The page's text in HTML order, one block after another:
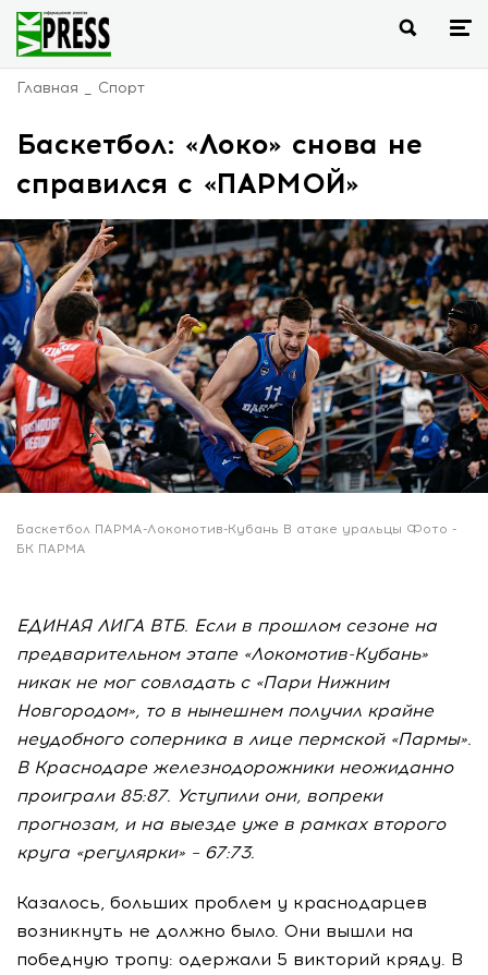
Главная Спорт
Баскетбол: «Локо» снова не
справился с «ПАРМОЙ»
Баскетбол ПАРМА-Локомотив-Кубань В атаке уральцы Фото -
БК ПАРМА
ЕДИНАЯ ЛИГА ВТБ. Если в прошлом сезоне на
предварительном этапе «Локомотив-Кубань»
никак не мог совладать с «Пари Нижним
Новгородом», то в нынешнем получил крайне
неудобного соперника в лице пермской «Пармы».
В Краснодаре железнодорожники неожиданно
проиграли 85:87. Уступили они, вопреки
прогнозам, и на выезде уже в рамках второго
круга «регулярки» – 67:73.
Казалось, больших проблем у краснодарцев
возникнуть не должно было. Они вышли на
победную тропу: одержали 5 викторий кряду. В